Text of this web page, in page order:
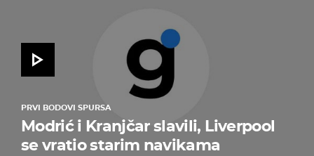
PRVI BODOVI SPURSA
Modrić i Kranjčar slavili, Liverpool
se vratio starim navikama